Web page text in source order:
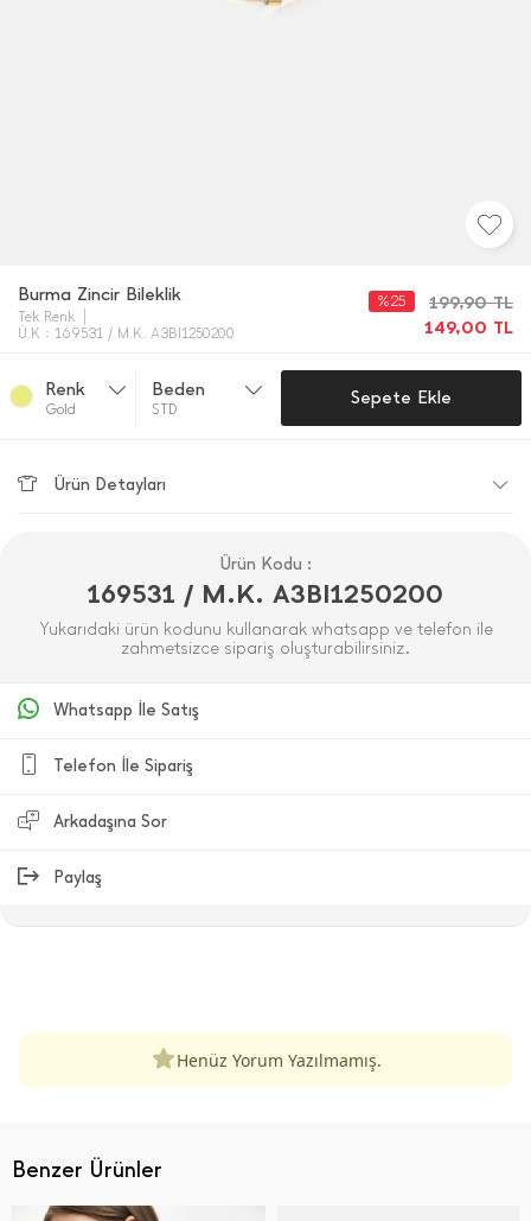
Burma Zincir Bileklik
Tek Renk
Ü.K : 169531 / M.K. A3BI1250200
199,90TL
149,00 TL
%25
Renk
Gold
Beden
STD
Sepete Ekle
Ürün Detayları
Ürün Kodu :
169531 / M.K. A3BI1250200
Yukarıdaki ürün kodunu kullanarak whatsapp ve telefon ile
zahmetsizce sipariş oluşturabilirsiniz.
Whatsapp İle Satış
Telefon İle Sipariş
Arkadaşına Sor
Paylaş
Henüz Yorum Yazılmamış.
Benzer Ürünler